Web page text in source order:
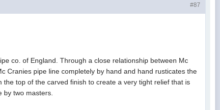
#87
co. of England. Through a close relationship between Mc
Cranies pipe line completely by hand and hand rusticates the
top of the carved finish to create a very tight relief that is
by two masters.